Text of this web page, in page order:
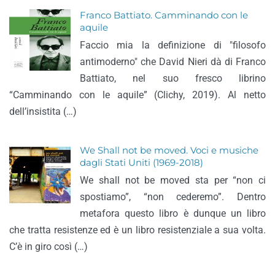
Franco Battiato. Camminando con le
aquile
Faccio mia la definizione di "filosofo
antimoderno" che David Nieri dà di Franco
Battiato, nel suo fresco librino
“Camminando con le aquile” (Clichy, 2019). Al netto
dell’insistita (…)
We Shall not be moved. Voci e musiche
dagli Stati Uniti (1969-2018)
We shall not be moved sta per “non ci
spostiamo”, “non cederemo”. Dentro
metafora questo libro è dunque un libro
che tratta resistenze ed è un libro resistenziale a sua volta.
C’è in giro così (…)